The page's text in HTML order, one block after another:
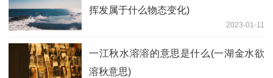
挥发属于什么物态变化)
2023-01-11
一江秋水溶溶的意思是什么(一湖金水欲
溶秋意思)